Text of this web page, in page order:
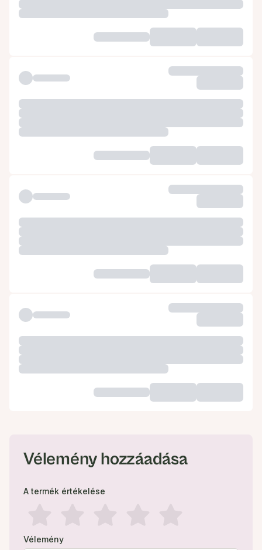
Vélemény hozzáadása
A termék értékelése
Vélemény